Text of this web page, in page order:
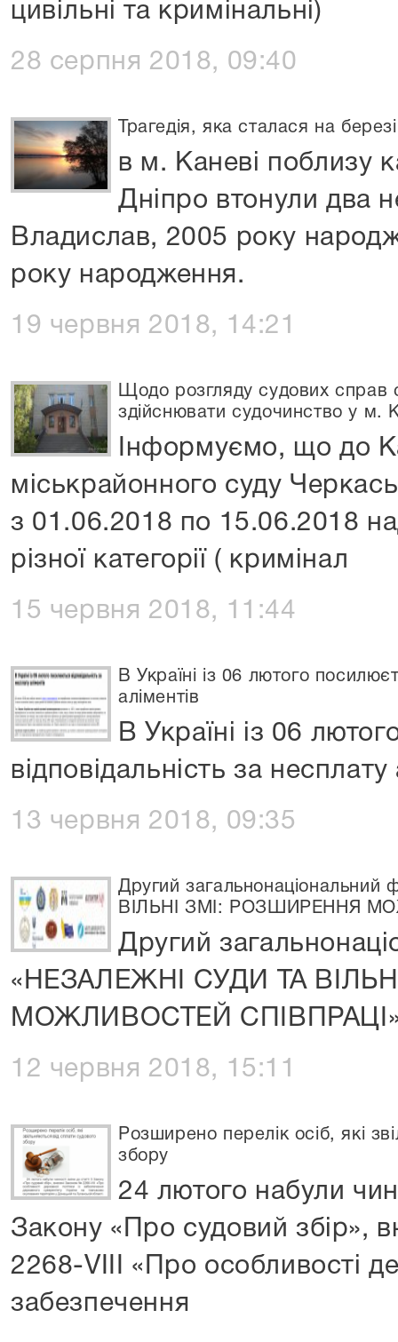
цивільні та кримінальні)
28 серпня 2018, 09:40
Трагедія, яка сталася на
в м. Каневі поблизу
Дніпро втонули два
Владислав, 2005 року
року народження.
19 червня 2018, 14:21
Щодо розгляду судових справ
здійснювати судочинство у м.
Інформуємо, що до
міськрайонного суду
з 01.06.2018 по 15.06.2018
різної категорії ( кримінал
15 червня 2018, 11:44
В Україні із 06 лютого
аліментів
В Україні із 06
відповідальність за несплату
13 червня 2018, 09:35
Другий
ВІЛЬНІ ЗМІ: РОЗШИРЕННЯ
Другий
«НЕЗАЛЕЖНІ СУДИ ТА
МОЖЛИВОСТЕЙ
12 червня 2018, 15:11
Розширено перелік осіб, які
збору
24 лютого набули
Закону «Про судовий збір»,
2268-VIII «Про особливості
забезпечення